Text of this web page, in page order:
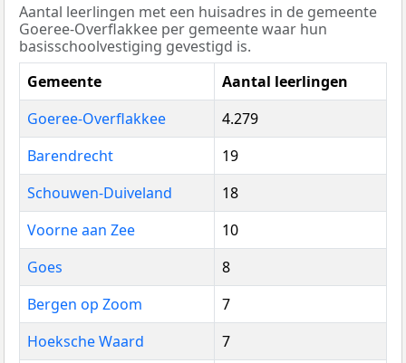
Aantal leerlingen met een huisadres in de gemeente
Goeree-Overflakkee per gemeente waar hun
basisschoolvestiging gevestigd is.
Gemeente
Aantal leerlingen
Goeree-Overflakkee
4.279
Barendrecht
19
Schouwen-Duiveland
18
Voorne aan Zee
10
Goes
8
Bergen op Zoom
7
Hoeksche Waard
7